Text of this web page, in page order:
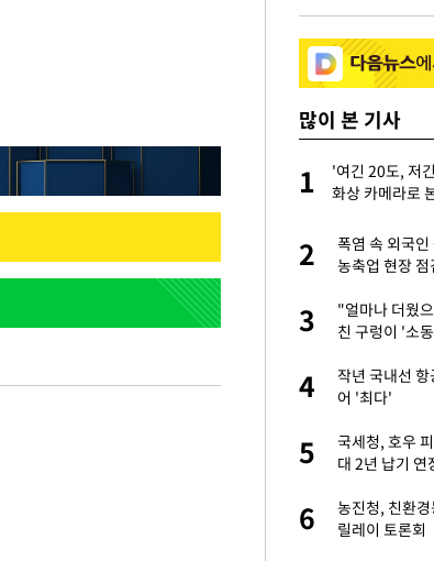
많이 본 기사
한정수 "황정민 선배만 피
해…떳떳하면 신분 공개하라"
치료 중"
LAFC 손흥민, 리그스컵 톨루카전 선발 출
격…득점포 재가동 도전
1
'여긴 20도, 저
화상 카메라로
2
폭염 속 외국
농축업 현장 점
3
"얼마나 더웠
친 구렁이 '소
4
작년 국내선
어 '최다'
5
국세청, 호우
대 2년 납기 연
6
농진청, 친환
릴레이 토론회